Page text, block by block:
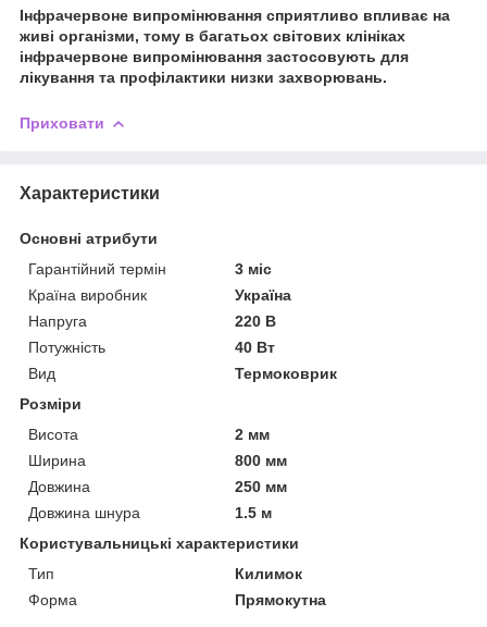
Інфрачервоне випромінювання сприятливо впливає на
живі організми, тому в багатьох світових клініках
інфрачервоне випромінювання застосовують для
лікування та профілактики низки захворювань.
Приховати
Характеристики
Основні атрибути
Гарантійний термін
3 міс
Країна виробник
Україна
Напруга
220 В
Потужність
40 Вт
Вид
Термоковрик
Розміри
Висота
2 мм
Ширина
800 мм
Довжина
250 мм
Довжина шнура
1.5 м
Користувальницькі характеристики
Тип
Килимок
Форма
Прямокутна